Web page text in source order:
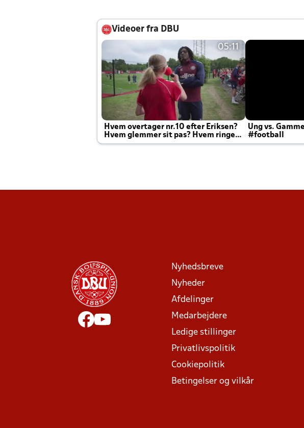
Videoer fra DBU
05:11
Hvem overtager nr.10 efter Eriksen?
Hvem glemmer sit pas? Hvem ringer
Joachim altid til efter kampe?
Ung vs.
#football
Nyhedsbreve
Nyheder
Afdelinger
Medarbejdere
Ledige stillinger
Privatlivspolitik
Cookiepolitik
Betingelser og vilkår